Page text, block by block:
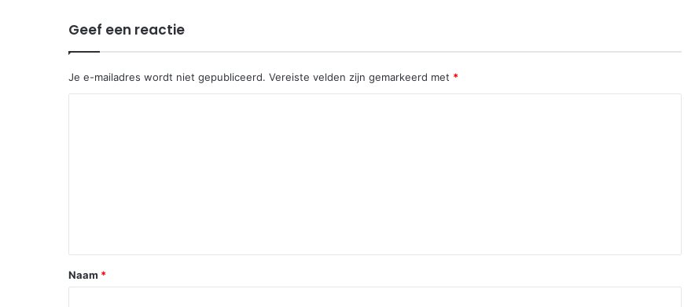
Geef een reactie
Je e-mailadres wordt niet gepubliceerd. Vereiste velden zijn gemarkeerd met *
*
Naam *